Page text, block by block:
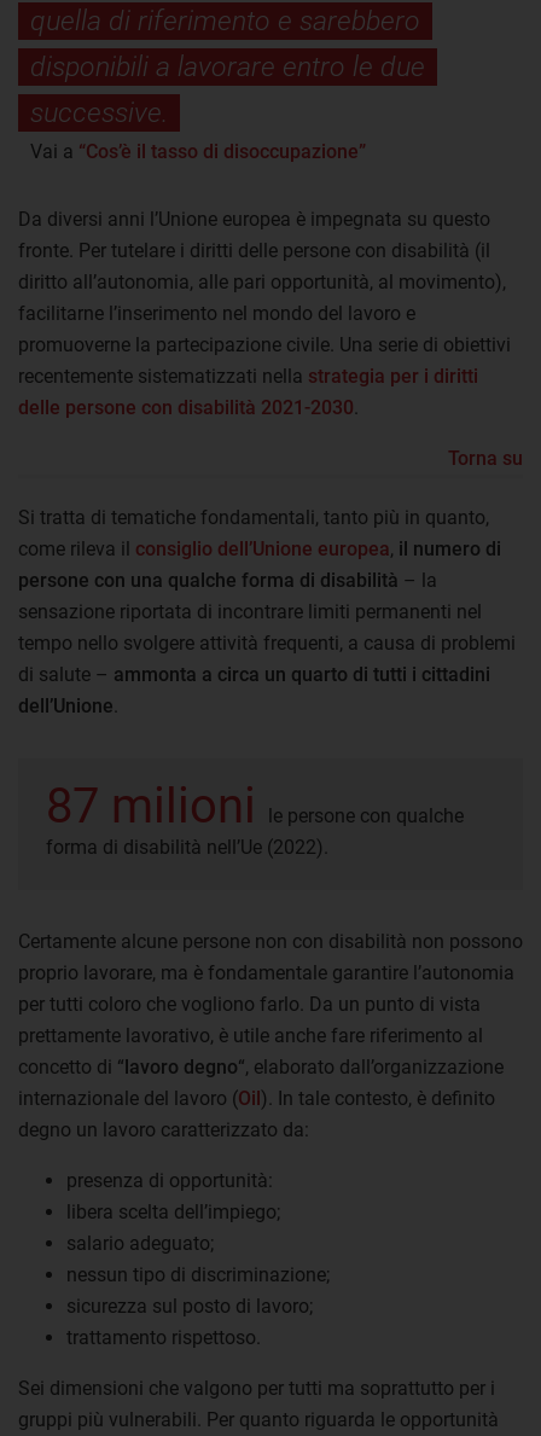
quella di riferimento e sarebbero
disponibili a lavorare entro le due
successive.
Vai a “Cos’è il tasso di disoccupazione”
Da diversi anni l’Unione europea è impegnata su questo
fronte. Per tutelare i diritti delle persone con disabilità (il
diritto all’autonomia, alle pari opportunità, al movimento),
facilitarne l’inserimento nel mondo del lavoro e
promuoverne la partecipazione civile. Una serie di obiettivi
recentemente sistematizzati nella strategia per i diritti
delle persone con disabilità 2021-2030
Torna su
Si tratta di tematiche fondamentali, tanto più in quanto,
come rileva il consiglio dell’Unione europea, il numero di
persone con una qualche forma di disabilità – la
sensazione riportata di incontrare limiti permanenti nel
tempo nello svolgere attività frequenti, a causa di problemi
di salute – ammonta a circa un quarto di tutti i cittadini
dell’Unione
87 milioni
le persone con qualche
forma di disabilità nell’Ue (2022).
Certamente alcune persone non con disabilità non possono
proprio lavorare, ma è fondamentale garantire l’autonomia
per tutti coloro che vogliono farlo. Da un punto di vista
prettamente lavorativo, è utile anche fare riferimento al
concetto di “lavoro degno“, elaborato dall’organizzazione
internazionale del lavoro (Oil). In tale contesto, è definito
degno un lavoro caratterizzato da:
presenza di opportunità:
libera scelta dell’impiego;
salario adeguato;
nessun tipo di discriminazione;
sicurezza sul posto di lavoro;
trattamento rispettoso.
Sei dimensioni che valgono per tutti ma soprattutto per i
gruppi più vulnerabili. Per quanto riguarda le opportunità